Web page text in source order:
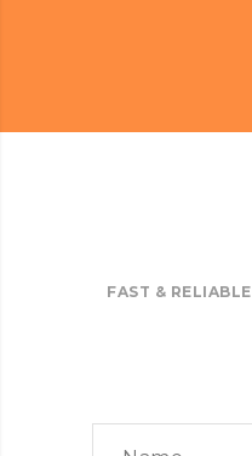
FAST & RELIABLE